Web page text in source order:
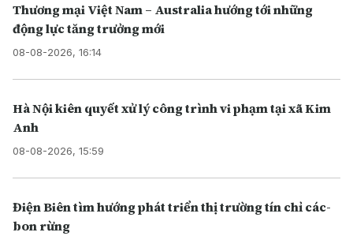
Thương mại Việt Nam – Australia hướng tới những
động lực tăng trưởng mới
08-08-2026, 16:14
Hà Nội kiên quyết xử lý công trình vi phạm tại xã Kim
Anh
08-08-2026, 15:59
Điện Biên tìm hướng phát triển thị trường tín chỉ các-
bon rừng